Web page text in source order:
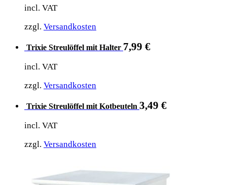
incl. VAT
zzgl. Versandkosten
Trixie Streulöffel mit Halter 7,99 €
incl. VAT
zzgl. Versandkosten
Trixie Streulöffel mit Kotbeuteln 3,49 €
incl. VAT
zzgl. Versandkosten